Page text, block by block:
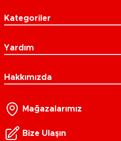
Kategoriler
Yardım
Hakkımızda
Mağazalarımız
Bize Ulaşın